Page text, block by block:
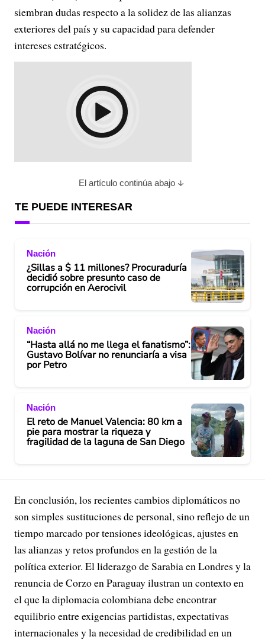
siembran dudas respecto a la solidez de las alianzas
exteriores del país y su capacidad para defender
intereses estratégicos.
El artículo continúa abajo
TE PUEDE INTERESAR
Nación
¿Sillas a $ 11 millones? Procuraduría
decidió sobre presunto caso de
corrupción en Aerocivil
Nación
“Hasta allá no me llega el fanatismo”:
Gustavo Bolívar no renunciaría a visa
por Petro
Nación
El reto de Manuel Valencia: 80 km a
pie para mostrar la riqueza y
fragilidad de la laguna de San Diego
En conclusión, los recientes cambios diplomáticos no
son simples sustituciones de personal, sino reflejo de un
tiempo marcado por tensiones ideológicas, ajustes en
las alianzas y retos profundos en la gestión de la
política exterior. El liderazgo de Sarabia en Londres y la
renuncia de Corzo en Paraguay ilustran un contexto en
el que la diplomacia colombiana debe encontrar
equilibrio entre exigencias partidistas, expectativas
internacionales y la necesidad de credibilidad en un